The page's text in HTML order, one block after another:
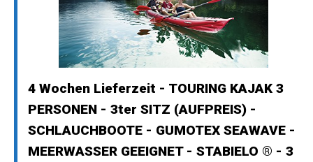
4 Wochen Lieferzeit - TOURING KAJAK 3
PERSONEN - 3ter SITZ (AUFPREIS) -
SCHLAUCHBOOTE - GUMOTEX SEAWAVE -
MEERWASSER GEEIGNET - STABIELO ® - 3